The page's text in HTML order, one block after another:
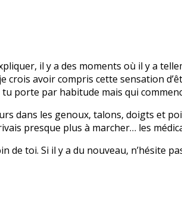
il y a des moments où il y a
crois avoir compris cette sensation
tu porte par habitude mais qui
dans les genoux, talons, doigts et
presque plus à marcher… les
de toi. Si il y a du nouveau, n’hésite